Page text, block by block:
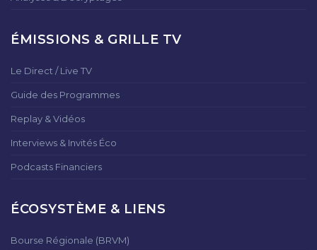
ÉMISSIONS & GRILLE TV
Le Direct / Live TV
Guide des Programmes
Replay & Vidéos
Interviews & Invités Éco
Podcasts Financiers
ÉCOSYSTÈME & LIENS
Bourse Régionale (BRVM)